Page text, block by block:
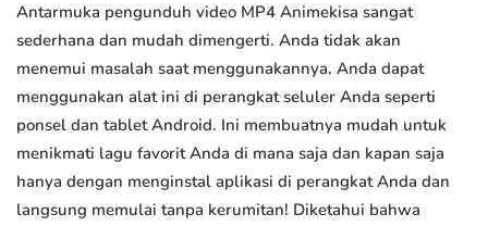
Antarmuka pengunduh video MP4 Animekisa sangat
sederhana dan mudah dimengerti. Anda tidak akan
menemui masalah saat menggunakannya. Anda dapat
menggunakan alat ini di perangkat seluler Anda seperti
ponsel dan tablet Android. Ini membuatnya mudah untuk
menikmati lagu favorit Anda di mana saja dan kapan saja
hanya dengan menginstal aplikasi di perangkat Anda dan
langsung memulai tanpa kerumitan! Diketahui bahwa